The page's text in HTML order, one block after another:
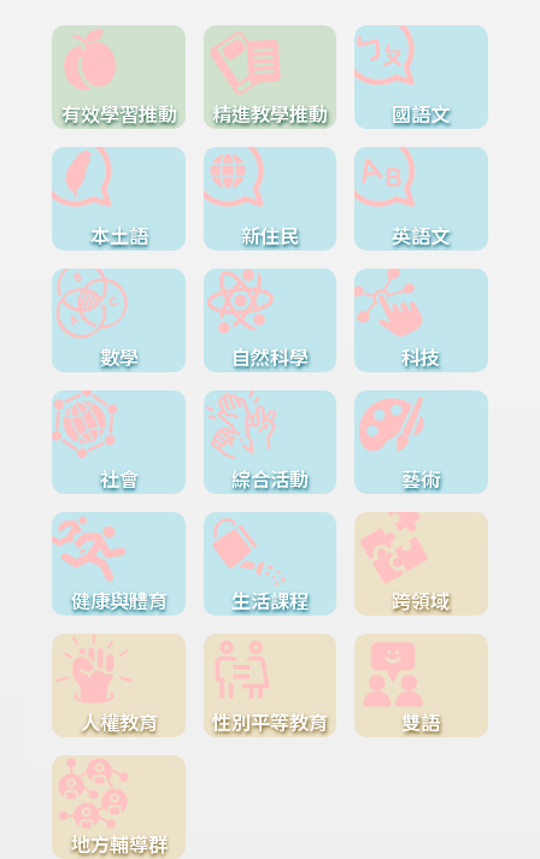
有效學習推動 精進教學推動 國語文
本土語 新住民 英語文
數學 自然科學 科技
社會 綜合活動 藝術
健康與體育 生活課程 跨領域
人權教育 性別平等教育 雙語
地方輔導群